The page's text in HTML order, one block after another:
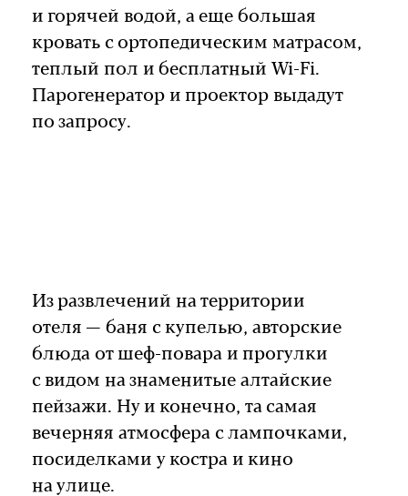
и горячей водой, а еще большая
кровать с ортопедическим матрасом,
теплый пол и бесплатный Wi-Fi.
Парогенератор и проектор выдадут
по запросу.
Из развлечений на территории
отеля — баня с купелью, авторские
блюда от шеф-повара и прогулки
с видом на знаменитые алтайские
пейзажи. Ну и конечно, та самая
вечерняя атмосфера с лампочками,
посиделками у костра и кино
на улице.